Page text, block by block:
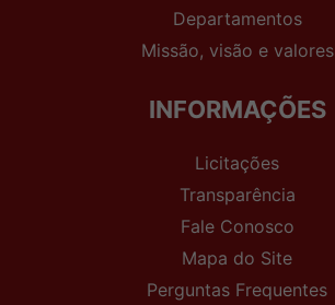
Departamentos
Missão, visão e valores
INFORMAÇÕES
Licitações
Transparência
Fale Conosco
Mapa do Site
Perguntas Frequentes